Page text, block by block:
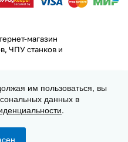
магазин
ЧПУ станков и
им пользоваться, вы
данных в
.